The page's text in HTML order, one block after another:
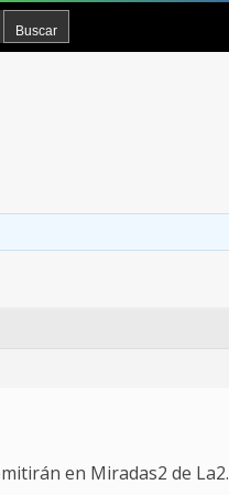
en Miradas2 de La2.